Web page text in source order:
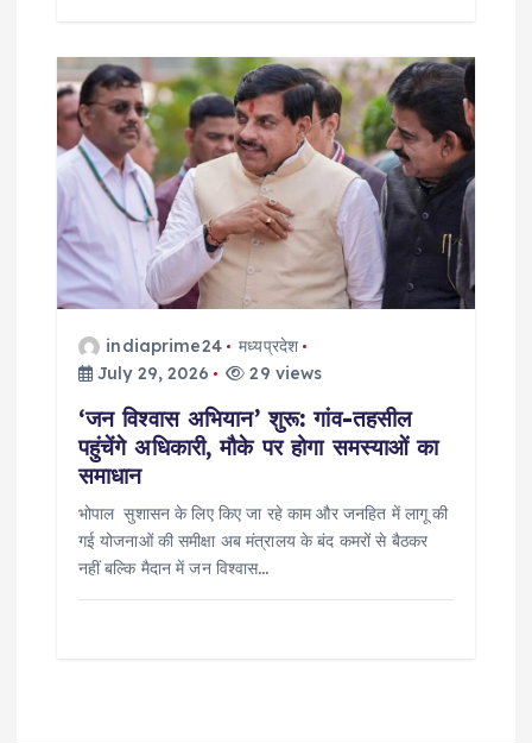
indiaprime24
मध्यप्रदेश
July 29, 2026
29 views
‘जन विश्वास अभियान’ शुरू: गांव-तहसील
पहुंचेंगे अधिकारी, मौके पर होगा समस्याओं का
समाधान
भोपाल सुशासन के लिए किए जा रहे काम और जनहित में लागू की
गई योजनाओं की समीक्षा अब मंत्रालय के बंद कमरों से बैठकर
नहीं बल्कि मैदान में जन विश्वास…